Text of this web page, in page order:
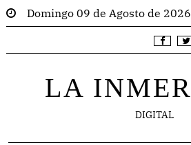
Domingo 09 de Agosto de 2026
LA
DIGITAL